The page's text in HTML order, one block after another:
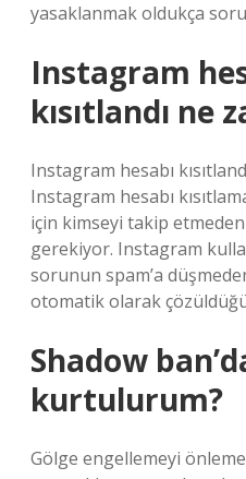
yasaklanmak oldukça
Instagram
kısıtlandı ne
Instagram hesabı
Instagram hesabı
için kimseyi takip
gerekiyor. Instagram
sorunun spam’a
otomatik olarak
Shadow
kurtulurum?
Gölge engellemeyi